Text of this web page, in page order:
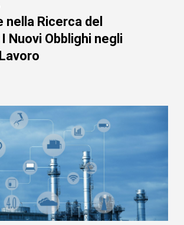
nella Ricerca del
Nuovi Obblighi negli